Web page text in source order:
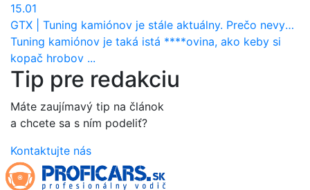
15.01
GTX
Tuning kamiónov je stále aktuálny. Prečo nevyhynul ako pri osobákoch?
Tuning kamiónov je taká istá ****ovina, ako keby si
kopač hrobov ...
Tip pre redakciu
Máte zaujímavý tip na článok
a chcete sa s ním podeliť?
Kontaktujte nás